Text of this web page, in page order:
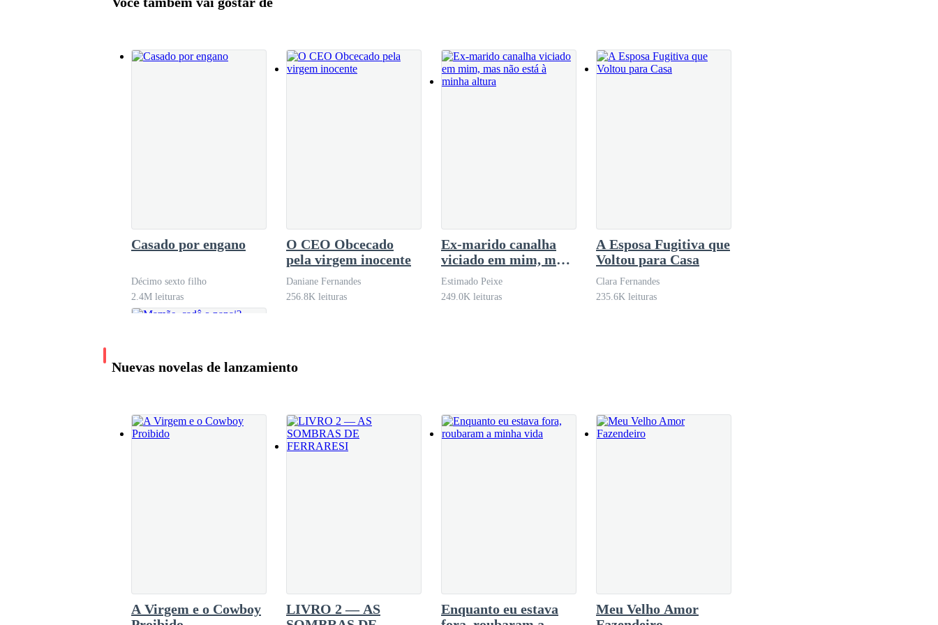
Casado por engano
Décimo sexto filho
2.4M leituras
O CEO Obcecado
pela virgem inocente
Daniane Fernandes
256.8K leituras
Ex-marido canalha
viciado em mim, mas
não está à minha
altura
Estimado Peixe
249.0K leituras
A Esposa Fugitiva que
Voltou para Casa
Clara Fernandes
235.6K leituras
Nuevas novelas de lanzamiento
A Virgem e o Cowboy
LIVRO 2 — AS
Enquanto eu estava
Meu Velho Amor